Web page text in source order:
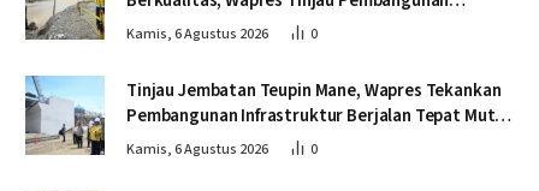
Jembatan Lumut
Kamis, 6 Agustus 2026 0
Tinjau Jembatan Teupin Mane, Wapres Tekankan
Pembangunan Infrastruktur Berjalan Tepat Mutu
dan Tepat Waktu
Kamis, 6 Agustus 2026 0